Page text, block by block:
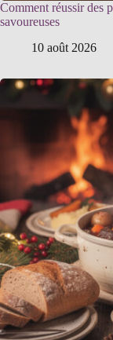
Comment réussir des
savoureuses
10 août 2026